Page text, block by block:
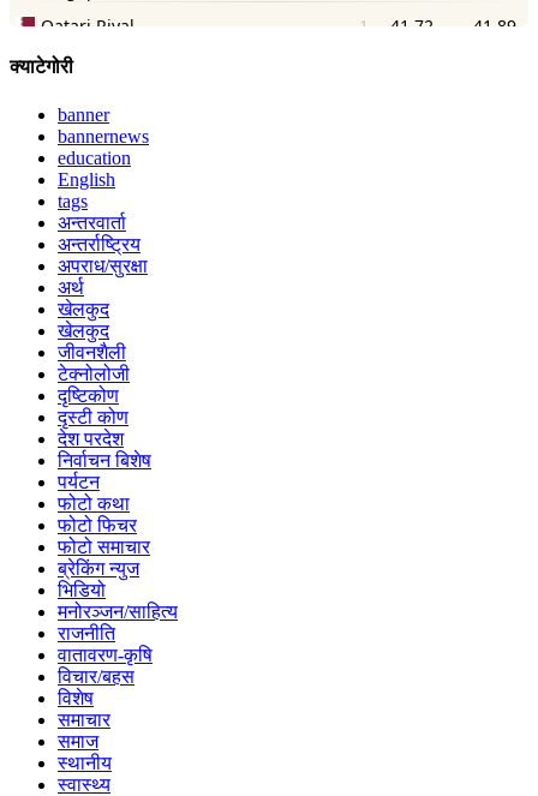
क्याटेगोरी
banner
bannernews
education
English
tags
अन्तरवार्ता
अन्तर्राष्ट्रिय
अपराध/सुरक्षा
अर्थ
खेलकुद
खेलकुद
जीवनशैली
टेक्नोलोजी
दृष्टिकोण
दृस्टी कोण
देश परदेश
निर्वाचन बिशेष
पर्यटन
फोटो कथा
फोटो फिचर
फोटो समाचार
ब्रेकिंग न्युज
भिडियो
मनोरञ्जन/साहित्य
राजनीति
वातावरण-कृषि
विचार/बहस
विशेष
समाचार
समाज
स्थानीय
स्वास्थ्य